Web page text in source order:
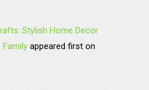
Stylish Home Decor
appeared first on